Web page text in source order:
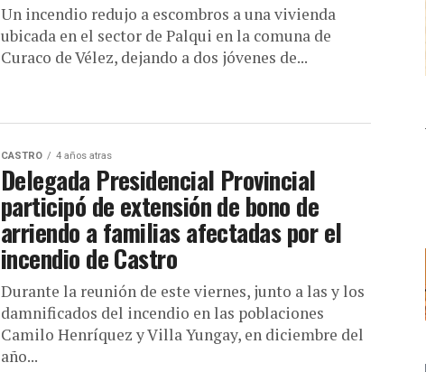
Un incendio redujo a escombros a una vivienda
ubicada en el sector de Palqui en la comuna de
Curaco de Vélez, dejando a dos jóvenes de...
CASTRO 4 años atras
Delegada Presidencial Provincial
participó de extensión de bono de
arriendo a familias afectadas por el
incendio de Castro
Durante la reunión de este viernes, junto a las y los
damnificados del incendio en las poblaciones
Camilo Henríquez y Villa Yungay, en diciembre del
año...